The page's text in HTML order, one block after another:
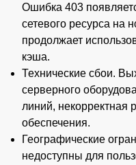
Ошибка 403
сетевого ресурса на
продолжает
кэша.
Технические сбои.
серверного
линий, некорректная
обеспечения.
Географические
недоступны для